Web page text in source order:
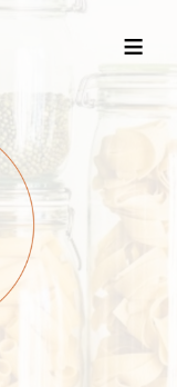
≡